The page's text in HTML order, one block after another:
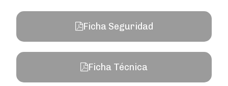
Ficha Seguridad
Ficha Técnica